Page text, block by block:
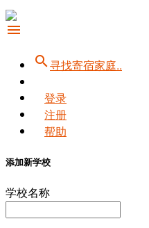
menu
search寻找寄宿家庭..
登录
注册
帮助
添加新学校
学校名称